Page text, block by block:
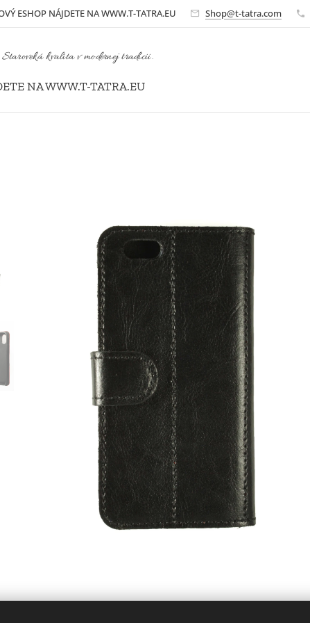
ESHOP NÁJDETE NA WWW.T-TATRA.EU Shop@t-tatra.com
Staroveká kvalita v modernej tradícii.
NA WWW.T-TATRA.EU